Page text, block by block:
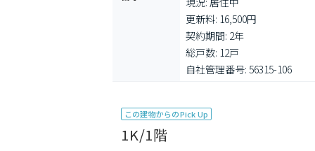
更新料: 16,500円
契約期間: 2年
総戸数: 12戸
自社管理番号: 56315-106
この建物からのPick Up
1K/1階